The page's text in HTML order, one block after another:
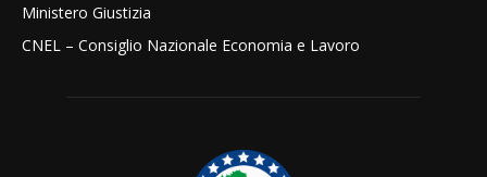
Ministero Giustizia
CNEL – Consiglio Nazionale Economia e Lavoro